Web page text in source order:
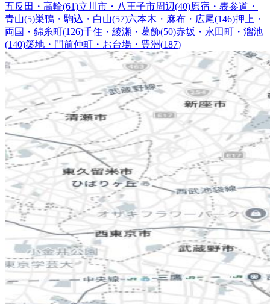
五反田・高輪(61)立川市・八王子市周辺(40)原宿・表参道・
青山(5)巣鴨・駒込・白山(57)六本木・麻布・広尾(146)押上・
両国・錦糸町(126)千住・綾瀬・葛飾(50)赤坂・永田町・溜池
(140)築地・門前仲町・お台場・豊洲(187)